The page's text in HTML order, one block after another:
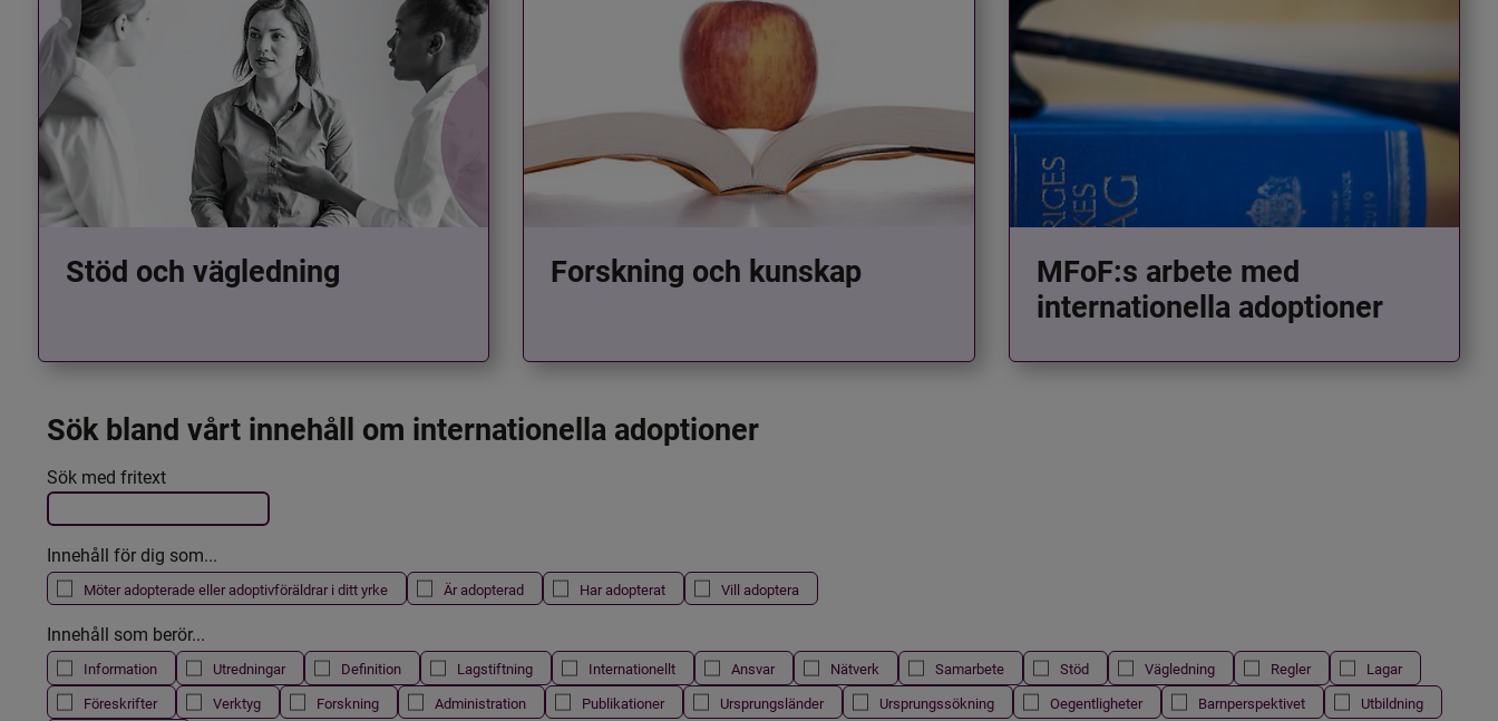
Stöd och vägledning Forskning och kunskap
MFoF:s arbete med
internationella adoptioner
Sök bland vårt innehåll om internationella adoptioner
Filtrera resultatet
Det här formuläret postas automatiskt
Sök med fritext
Innehåll för dig som...
Möter adopterade eller adoptivföräldrar i ditt yrke Är adopterad Har adopterat Vill adoptera
Innehåll som berör...
Information Utredningar Definition Lagstiftning Internationellt Ansvar Nätverk Samarbete Stöd Vägledning Regler
Lagar
Föreskrifter
Verktyg Forskning Administration Publikationer Ursprungsländer Ursprungssökning Oegentligheter Barnperspektivet
Utbildning